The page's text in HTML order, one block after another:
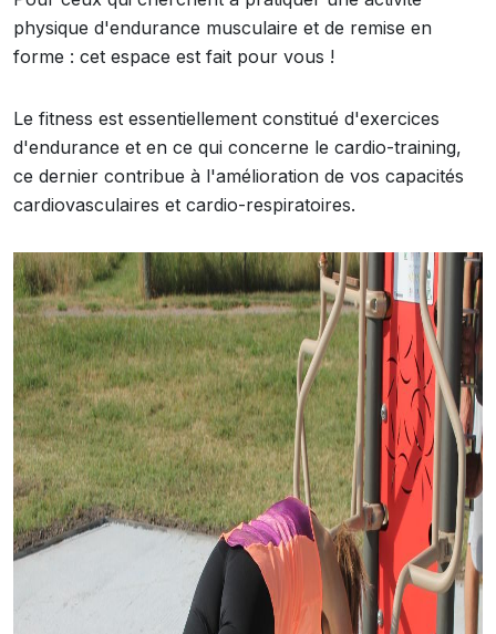
physique d'endurance musculaire et de remise en
forme : cet espace est fait pour vous !
Le fitness est essentiellement constitué d'exercices
d'endurance et en ce qui concerne le cardio-training,
ce dernier contribue à l'amélioration de vos capacités
cardiovasculaires et cardio-respiratoires.